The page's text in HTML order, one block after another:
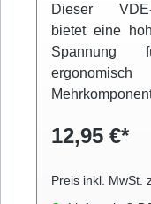
Dieser VDE-
bietet eine
Spannung
griffsicheres
1000 V / AC
60900:2004 /
12,95 €*
Preis inkl. MwSt.